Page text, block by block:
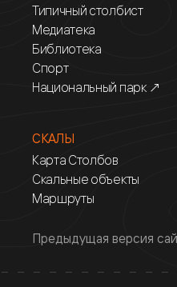
Типичный столбист
Медиатека
Библиотека
Спорт
Национальный парк ↗
СКАЛЫ
Карта Столбов
Скальные объекты
Маршруты
Предыдущая версия